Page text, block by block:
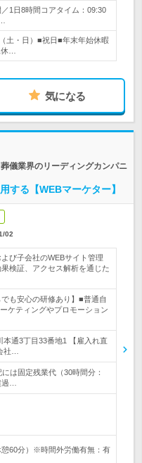
1日8時間コアタイム：09:30
土・日）■祝日■年末年始休暇
…
気になる
儀業界のリーディングカンパニ
する【WEBマーケター】
02
び子会社のWEBサイト管理
検証、アクセス解析を通じた
も安心の研修あり】■普通自
ケティングやプロモーション
本通3丁目33番地1 【雇入れ直
社…
は固定残業代（30時間分：
…
60分）※時間外労働有無：有